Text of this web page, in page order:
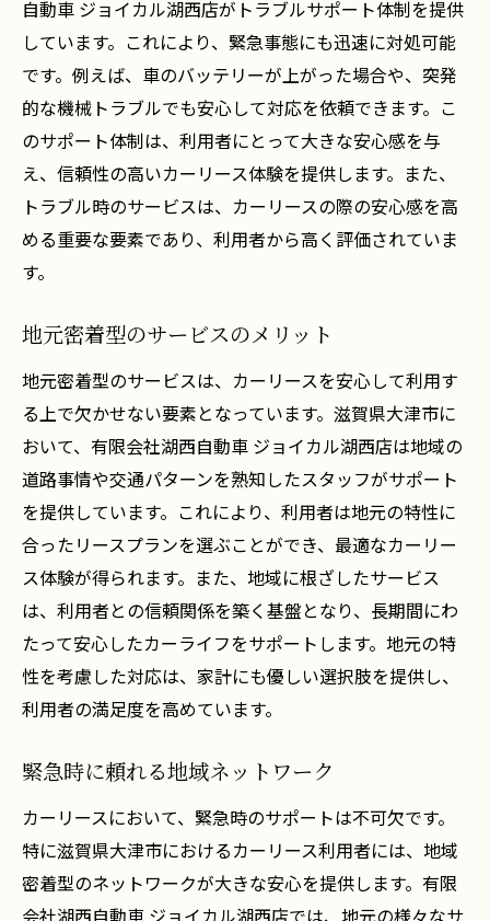
自動車 ジョイカル湖西店がトラブルサポート体制を提供
しています。これにより、緊急事態にも迅速に対処可能
です。例えば、車のバッテリーが上がった場合や、突発
的な機械トラブルでも安心して対応を依頼できます。こ
のサポート体制は、利用者にとって大きな安心感を与
え、信頼性の高いカーリース体験を提供します。また、
トラブル時のサービスは、カーリースの際の安心感を高
める重要な要素であり、利用者から高く評価されていま
す。
地元密着型のサービスのメリット
地元密着型のサービスは、カーリースを安心して利用す
る上で欠かせない要素となっています。滋賀県大津市に
おいて、有限会社湖西自動車 ジョイカル湖西店は地域の
道路事情や交通パターンを熟知したスタッフがサポート
を提供しています。これにより、利用者は地元の特性に
合ったリースプランを選ぶことができ、最適なカーリー
ス体験が得られます。また、地域に根ざしたサービス
は、利用者との信頼関係を築く基盤となり、長期間にわ
たって安心したカーライフをサポートします。地元の特
性を考慮した対応は、家計にも優しい選択肢を提供し、
利用者の満足度を高めています。
緊急時に頼れる地域ネットワーク
カーリースにおいて、緊急時のサポートは不可欠です。
特に滋賀県大津市におけるカーリース利用者には、地域
密着型のネットワークが大きな安心を提供します。有限